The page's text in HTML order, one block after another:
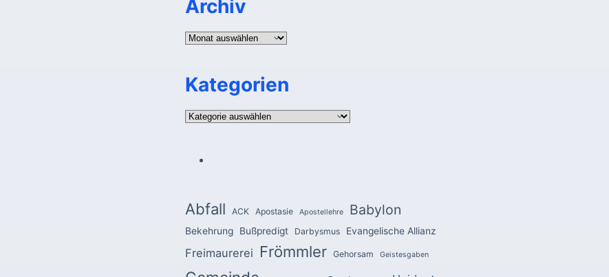
Archiv
Archiv
Kategorien
Kategorien
Abfall ACK Apostasie Apostellehre Babylon
Bekehrung Bußpredigt Darbysmus Evangelische Allianz
Freimaurerei Frömmler Gehorsam Geistesgaben